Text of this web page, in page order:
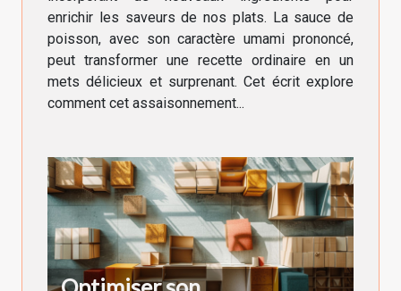
enrichir les saveurs de nos plats. La sauce de
poisson, avec son caractère umami prononcé,
peut transformer une recette ordinaire en un
mets délicieux et surprenant. Cet écrit explore
comment cet assaisonnement...